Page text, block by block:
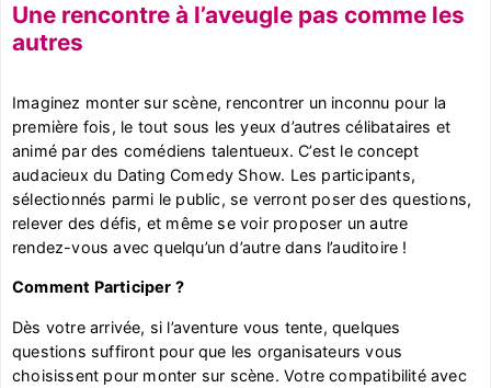
Une rencontre à l’aveugle pas comme les
autres
Imaginez monter sur scène, rencontrer un inconnu pour la
première fois, le tout sous les yeux d’autres célibataires et
animé par des comédiens talentueux. C’est le concept
audacieux du Dating Comedy Show. Les participants,
sélectionnés parmi le public, se verront poser des questions,
relever des défis, et même se voir proposer un autre
rendez-vous avec quelqu’un d’autre dans l’auditoire !
Comment Participer ?
Dès votre arrivée, si l’aventure vous tente, quelques
questions suffiront pour que les organisateurs vous
choisissent pour monter sur scène. Votre compatibilité avec